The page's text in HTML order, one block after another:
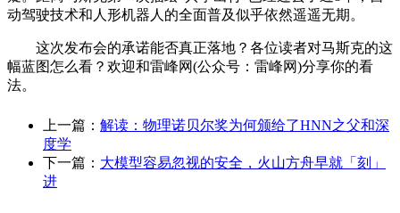
动驾驶技术和人形机器人的全面普及似乎依然遥遥无期。
这次发布会的承诺能否真正落地？各位读者对马斯克的这
幅蓝图怎么看？欢迎和雷峰网(公众号：雷峰网)分享你的看
法。
上一篇： 解读：物理诺贝尔奖为何颁给了HNN之父和深
度学
下一篇： 大模型容易忽视的安全，火山方舟早就「刻」
进